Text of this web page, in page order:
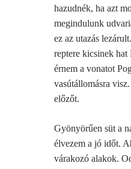
hazudnék, ha azt
megindulunk
ez az utazás
reptere kicsinek
érnem a vonatot
vasútállomásra
előzőt.
Gyönyörűen süt a
élvezem a jó időt.
várakozó alakok.